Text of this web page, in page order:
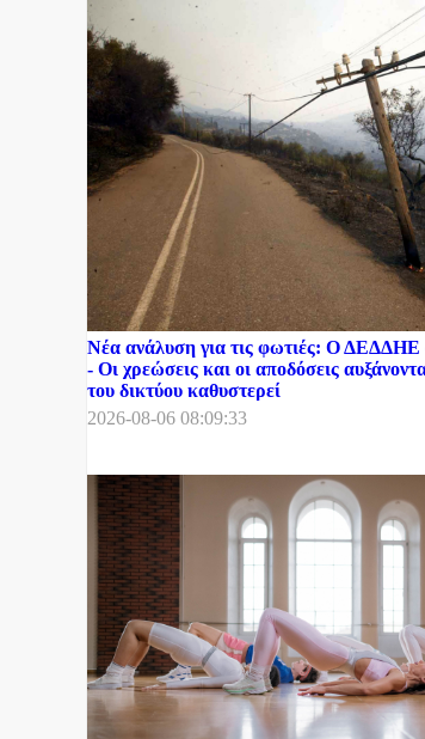
Νέα ανάλυση για τις φωτιές: Ο
- Οι χρεώσεις και οι αποδόσεις
του δικτύου καθυστερεί
2026-08-06 08:09:33